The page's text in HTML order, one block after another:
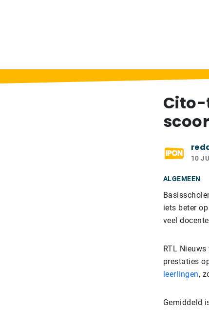
Cito-toets: School
Cito-
10
ALGEMEEN
iets beter
veel
RTL
prestaties
leerlingen,
Gemiddeld